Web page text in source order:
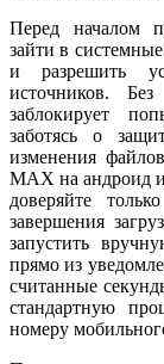
Перед началом
зайти в
и разрешить
источников.
заблокирует
заботясь о
изменения
MAX на андроид
доверяйте
завершения
запустить
прямо из
считанные
стандартную
номеру